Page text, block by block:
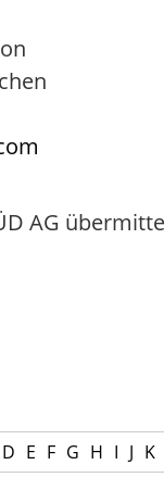
AG
D E F G H I J K